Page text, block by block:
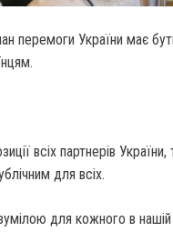
перемоги України має
всіх партнерів
для всіх.
для кожного в нашій